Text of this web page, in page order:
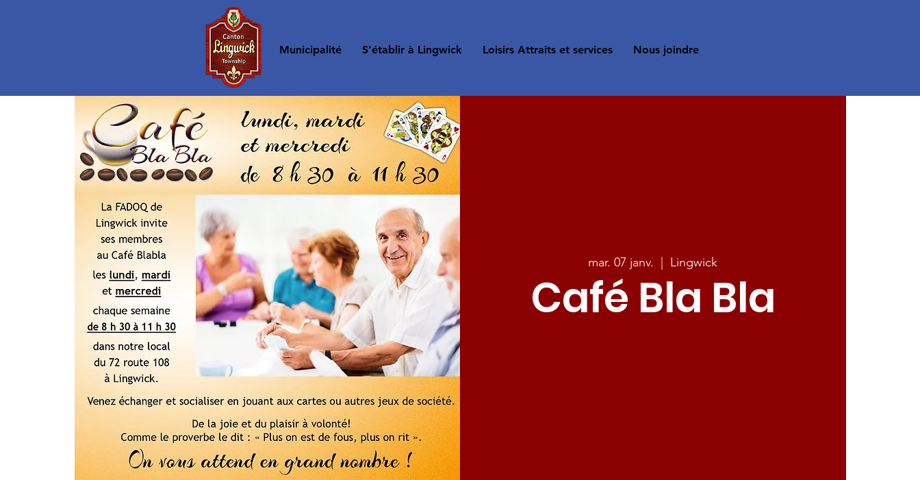
Accueil Municipalité S'établir à Lingwick Loisirs Attraits et services Nous joindre
mar. 07 janv. Lingwick
Café Bla Bla